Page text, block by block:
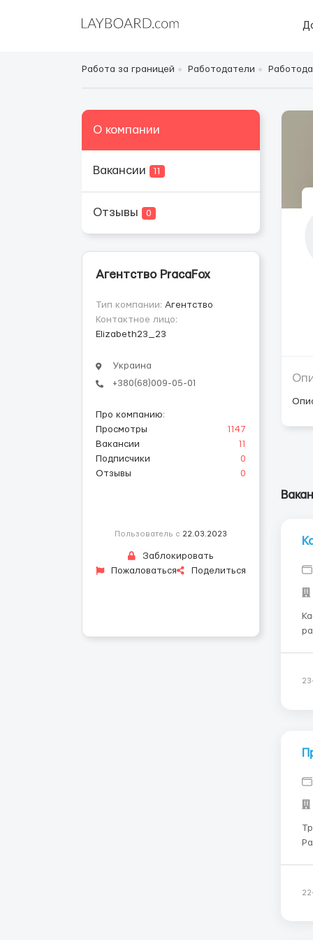
Работа за границей Работодатели
О компании
Вакансии 11
Отзывы 0
Агентство PracaFox
Тип компании: Агентство
Контактное лицо:
Elizabeth23_23
Украина
+380(68)009-05-01
Про компанию:
Просмотры
1147
Вакансии
11
Подписчики
0
Отзывы
0
Пользователь с 22.03.2023
Заблокировать
Пожаловаться
Поделиться
Кассир Мужчины